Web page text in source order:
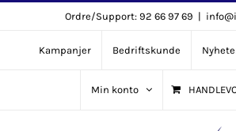
content
Ordre/Support: 92 66 97 69 |
Kampanjer Bedriftskunde
Min konto